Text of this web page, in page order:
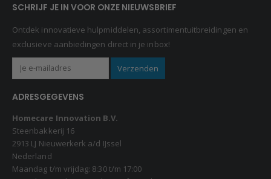
SCHRIJF JE IN VOOR ONZE NIEUWSBRIEF
Ontdek innovatieve hulpmiddelen, assortimentuitbreidingen en
exclusieve aanbiedingen direct in je inbox!
ADRESGEGEVENS
Homecare Innovation B.V.
Steenbakkerij 16
2913 LJ Nieuwerkerk a/d IJssel
Nederland
Maandag t/m vrijdag: 8:30 t/m 17:00